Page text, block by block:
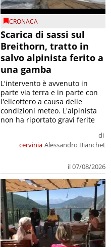
CRONACA
Scarica di sassi sul
Breithorn, tratto in
salvo alpinista ferito a
una gamba
cervinia
di
Alessandro Bianchet
il 07/08/2026
L'intervento è avvenuto in
parte via terra e in parte con
l'elicottero a causa delle
condizioni meteo. L'alpinista
non ha riportato gravi ferite